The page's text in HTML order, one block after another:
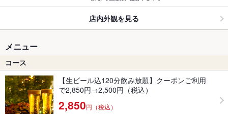
店内外観を見る
メニュー
コース
【生ビール込120分飲み放題】クーポンご利用
で2,850円→2,500円（税込）
2,850円（税込）